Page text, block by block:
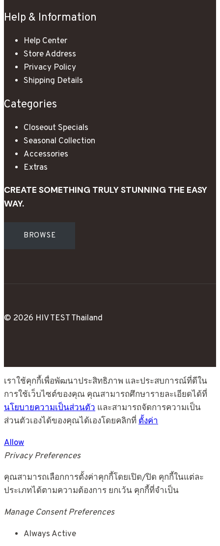
Help & Information
Help Center
Store Address
Privacy Policy
Shipping Details
Categories
Closeout Specials
Seasonal Collection
Accessories
Extras
CREATE SOMETHING TRULY STUNNING THE EASY
WAY.
BROWSE
© 2026 HIV TEST Thailand
เราใช้คุกกี้เพื่อพัฒนาประสิทธิภาพ และประสบการณ์ที่ดีใน
การใช้เว็บไซต์ของคุณ คุณสามารถศึกษารายละเอียดได้ที่
นโยบายความเป็นส่วนตัว และสามารถจัดการความเป็น
ส่วนตัวเองได้ของคุณได้เองโดยคลิกที่ ตั้งค่า
Allow
Privacy Preferences
คุณสามารถเลือกการตั้งค่าคุกกี้โดยเปิด/ปิด คุกกี้ในแต่ละ
ประเภทได้ตามความต้องการ ยกเว้น คุกกี้ที่จำเป็น
Manage Consent Preferences
Always Active